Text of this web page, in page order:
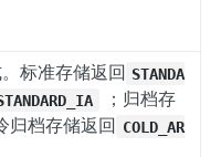
标准存储返回 STANDA
；归档存
归档存储返回 COLD_AR